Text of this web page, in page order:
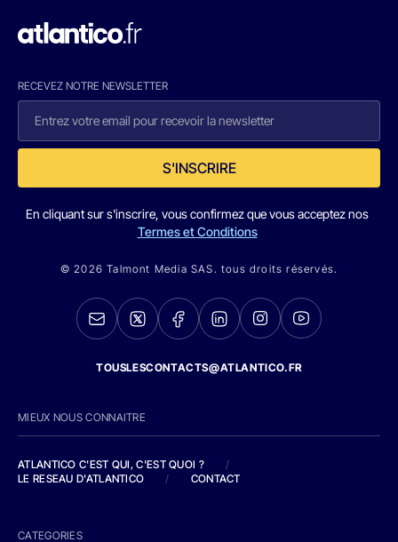
RECEVEZ NOTRE NEWSLETTER
S'INSCRIRE
En cliquant sur s'inscrire, vous confirmez que vous acceptez nos
Termes et Conditions
© 2026 Talmont Media SAS. tous droits réservés.
TOUSLESCONTACTS@ATLANTICO.FR
MIEUX NOUS CONNAITRE
ATLANTICO C'EST QUI, C'EST QUOI ?
/
LE RESEAU D'ATLANTICO
/ CONTACT
CATEGORIES